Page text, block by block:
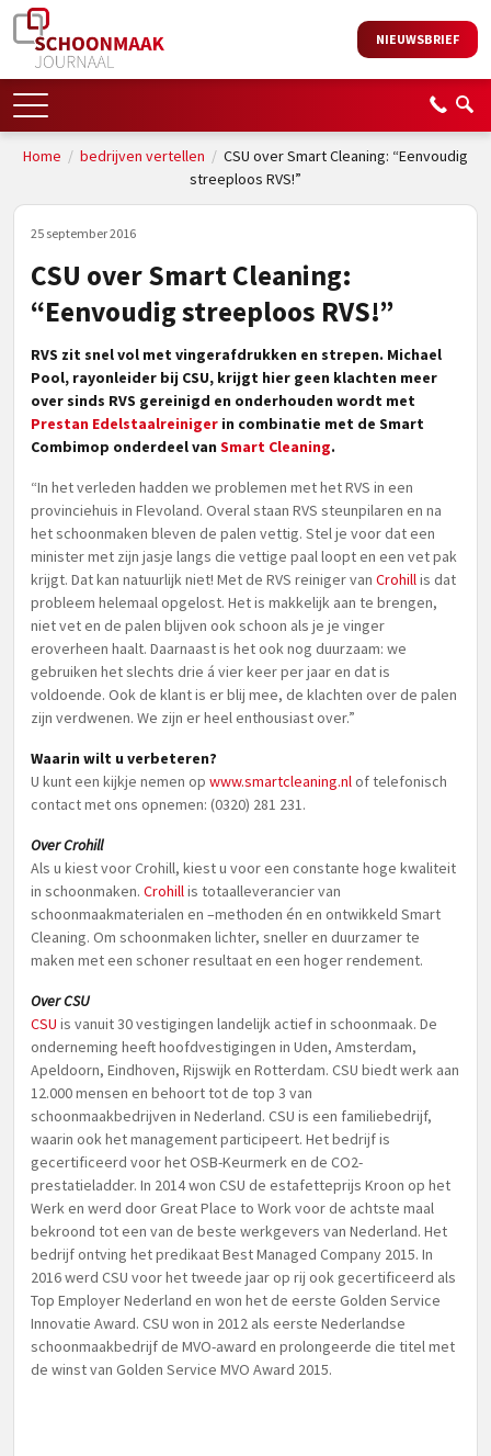
NIEUWSBRIEF
Home / bedrijven vertellen / CSU over Smart Cleaning: “Eenvoudig
streeploos RVS!”
25 september 2016
CSU over Smart Cleaning:
“Eenvoudig streeploos RVS!”
RVS zit snel vol met vingerafdrukken en strepen. Michael
Pool, rayonleider bij CSU, krijgt hier geen klachten meer
over sinds RVS gereinigd en onderhouden wordt met
Prestan Edelstaalreiniger in combinatie met de Smart
Combimop onderdeel van Smart Cleaning.
“In het verleden hadden we problemen met het RVS in een
provinciehuis in Flevoland. Overal staan RVS steunpilaren en na
het schoonmaken bleven de palen vettig. Stel je voor dat een
minister met zijn jasje langs die vettige paal loopt en een vet pak
krijgt. Dat kan natuurlijk niet! Met de RVS reiniger van Crohillis dat
probleem helemaal opgelost. Het is makkelijk aan te brengen,
niet vet en de palen blijven ook schoon als je je vinger
eroverheen haalt. Daarnaast is het ook nog duurzaam: we
gebruiken het slechts drie á vier keer per jaar en dat is
voldoende. Ook de klant is er blij mee, de klachten over de palen
zijn verdwenen. We zijn er heel enthousiast over.”
Waarin wilt u verbeteren?
U kunt een kijkje nemen op www.smartcleaning.nlof telefonisch
contact met ons opnemen: (0320) 281 231.
Over Crohill
Als u kiest voor Crohill, kiest u voor een constante hoge kwaliteit
in schoonmaken. Crohillis totaalleverancier van
schoonmaakmaterialen en –methoden én en ontwikkeld Smart
Cleaning. Om schoonmaken lichter, sneller en duurzamer te
maken met een schoner resultaat en een hoger rendement.
Over CSU
CSU is vanuit 30 vestigingen landelijk actief in schoonmaak. De
onderneming heeft hoofdvestigingen in Uden, Amsterdam,
Apeldoorn, Eindhoven, Rijswijk en Rotterdam. CSU biedt werk aan
12.000 mensen en behoort tot de top 3 van
schoonmaakbedrijven in Nederland. CSU is een familiebedrijf,
waarin ook het management participeert. Het bedrijf is
gecertificeerd voor het OSB-Keurmerk en de CO2-
prestatieladder. In 2014 won CSU de estafetteprijs Kroon op het
Werk en werd door Great Place to Work voor de achtste maal
bekroond tot een van de beste werkgevers van Nederland. Het
bedrijf ontving het predikaat Best Managed Company 2015. In
2016 werd CSU voor het tweede jaar op rij ook gecertificeerd als
Top Employer Nederland en won het de eerste Golden Service
Innovatie Award. CSU won in 2012 als eerste Nederlandse
schoonmaakbedrijf de MVO-award en prolongeerde die titel met
de winst van Golden Service MVO Award 2015.